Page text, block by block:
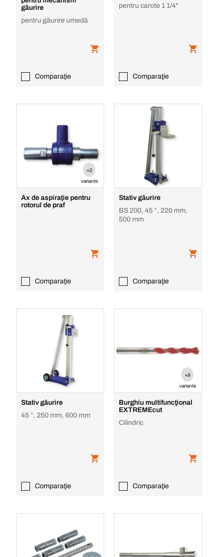
găurire
pentru găurire umedă
Comparaţie
pentru carote 1 1/4"
Comparaţie
+2
variante
Ax de aspiraţie pentru
rotorul de praf
Comparaţie
Stativ găurire
BS 200, 45 °, 220 mm,
500 mm
Comparaţie
Stativ găurire
45 °, 250 mm, 600 mm
Comparaţie
+9
variante
Burghiu multifuncţional
EXTREMEcut
Cilindric
Comparaţie